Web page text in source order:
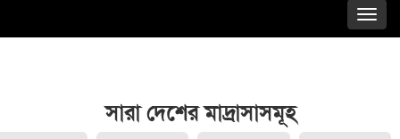
সারা দেশের মাদ্রাসাসমূহ